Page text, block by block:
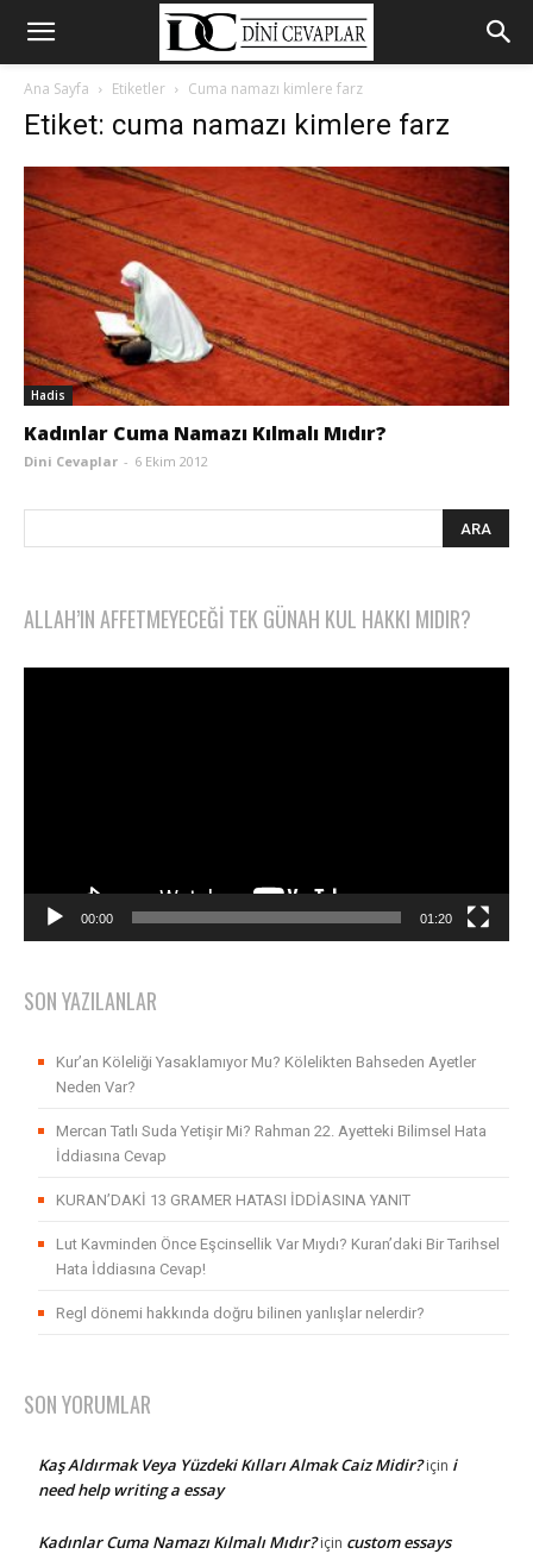
Ana Sayfa Etiketler Cuma namazı kimlere farz
Etiket: cuma namazı kimlere farz
Hadis
Kadınlar Cuma Namazı Kılmalı Mıdır?
Dini Cevaplar - 6 Ekim 2012
ALLAH’IN AFFETMEYECEĞI TEK GÜNAH KUL HAKKI MIDIR?
00:00 01:20
SON YAZILANLAR
Kur’an Köleliği Yasaklamıyor Mu? Kölelikten Bahseden Ayetler
Neden Var?
Mercan Tatlı Suda Yetişir Mi? Rahman 22. Ayetteki Bilimsel Hata
İddiasına Cevap
KURAN’DAKİ 13 GRAMER HATASI İDDİASINA YANIT
Lut Kavminden Önce Eşcinsellik Var Mıydı? Kuran’daki Bir Tarihsel
Hata İddiasına Cevap!
Regl dönemi hakkında doğru bilinen yanlışlar nelerdir?
SON YORUMLAR
Kaş Aldırmak Veya Yüzdeki Kılları Almak Caiz Midir?için i
need help writing a essay
Kadınlar Cuma Namazı Kılmalı Mıdır?için custom essays